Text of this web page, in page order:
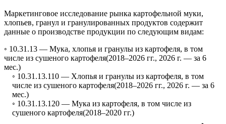
Маркетинговое исследование рынка картофельной муки,
хлопьев, гранул и гранулированных продуктов содержит
данные о производстве продукции по следующим видам:
◦ 10.31.13 — Мука, хлопья и гранулы из картофеля, в том
числе из сушеного картофеля(2018–2026 гг., 2026 г. — за 6
мес.)
◦ 10.31.13.110 — Хлопья и гранулы из картофеля, в том
числе из сушеного картофеля(2018–2026 гг., 2026 г. — за 6
мес.)
◦ 10.31.13.120 — Мука из картофеля, в том числе из
сушеного картофеля(2018–2020 гг.)